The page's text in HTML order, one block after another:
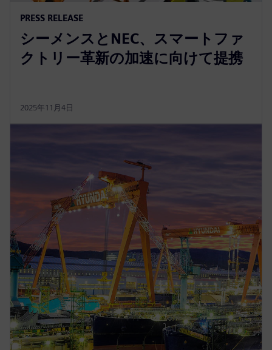
PRESS RELEASE
シーメンスとNEC、スマートファ
クトリー革新の加速に向けて提携
2025年11月4日